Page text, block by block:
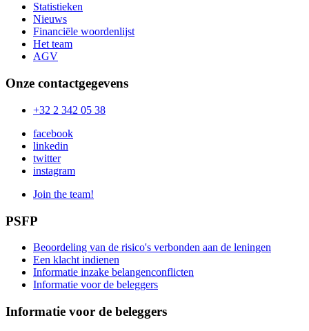
Statistieken
Nieuws
Financiële woordenlijst
Het team
AGV
Onze contactgegevens
+32 2 342 05 38
facebook
linkedin
twitter
instagram
Join the team!
PSFP
Beoordeling van de risico's verbonden aan de leningen
Een klacht indienen
Informatie inzake belangenconflicten
Informatie voor de beleggers
Informatie voor de beleggers